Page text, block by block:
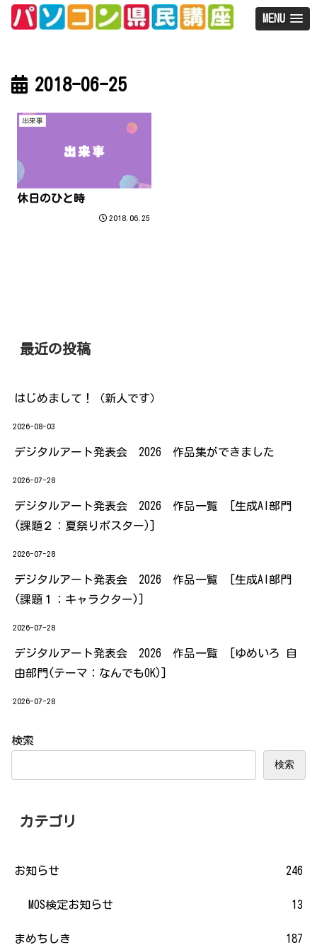
MENU
2018-06-25
出来事
休日のひと時
2018.06.25
最近の投稿
はじめまして！（新人です）
2026-08-03
デジタルアート発表会 2026 作品集ができました
2026-07-28
デジタルアート発表会 2026 作品一覧 [生成AI部門
(課題２：夏祭りポスター)]
2026-07-28
デジタルアート発表会 2026 作品一覧 [生成AI部門
(課題１：キャラクター)]
2026-07-28
デジタルアート発表会 2026 作品一覧 [ゆめいろ 自
由部門(テーマ：なんでもOK)]
2026-07-28
検索
検索
カテゴリ
お知らせ 246
MOS検定お知らせ 13
まめちしき 187